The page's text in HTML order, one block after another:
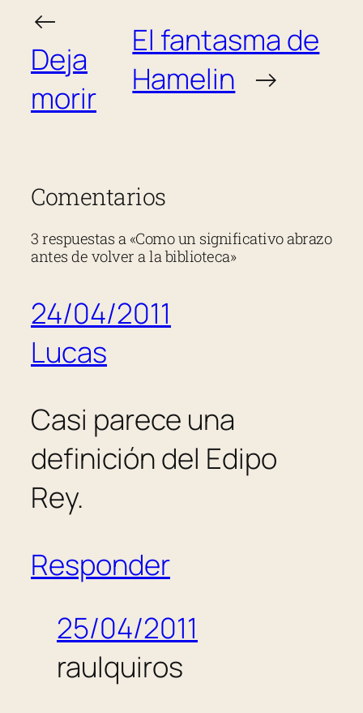
←
Deja
morir
El fantasma de
Hamelin →
Comentarios
3 respuestas a «Como un significativo abrazo
antes de volver a la biblioteca»
24/04/2011
Lucas
Casi parece una
definición del Edipo
Rey.
Responder
25/04/2011
raulquiros